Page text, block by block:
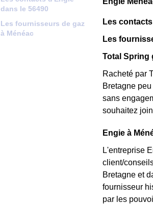
dans le 56490
Les fournisseurs de gaz
à Ménéac
Les
Les
Total Spring
Racheté par
Bretagne
sans
souhaitez
Engie à
L'entreprise
client/
Bretagne et
fournisseur
par les